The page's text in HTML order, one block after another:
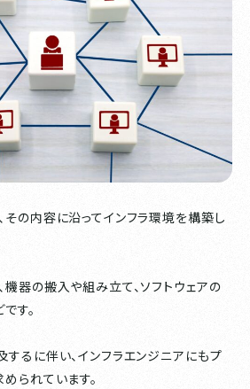
の内容に沿ってインフラ環境を構築し
器の搬入や組み立て、ソフトウェアの
す。
るに伴い、インフラエンジニアにもプ
られています。